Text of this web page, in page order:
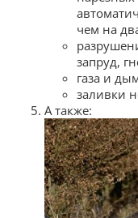
чем на
запруд,
газа и
заливки
А также: